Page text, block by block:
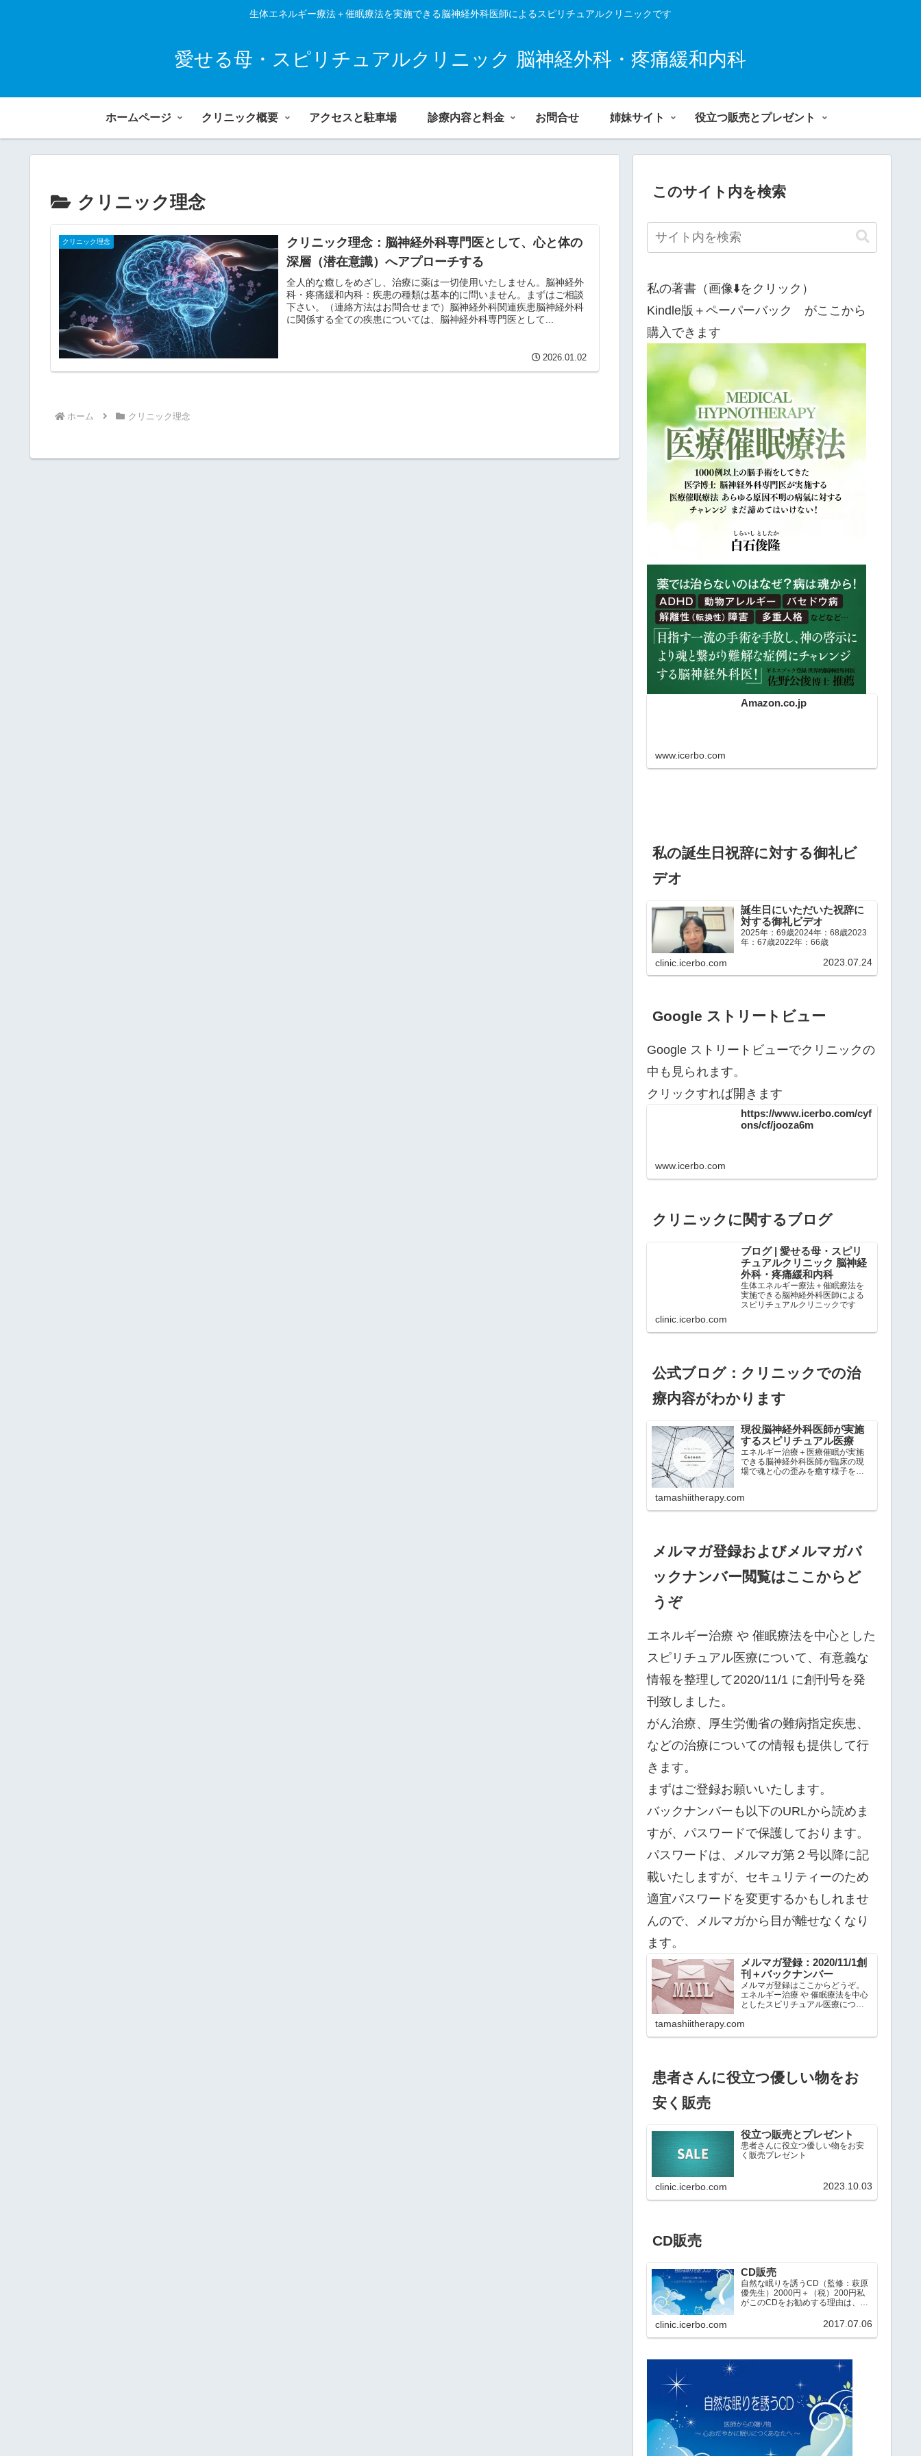
生体エネルギー療法＋催眠療法を実施できる脳神経外科医師によるスピリチュアルクリニックです
愛せる母・スピリチュアルクリニック 脳神経外科・疼痛緩和内科
ホームページ クリニック概要 アクセスと駐車場 診療内容と料金 お問合せ 姉妹サイト 役立つ販売とプレゼント
クリニック理念
クリニック理念
クリニック理念：脳神経外科専門医として、心と体の
深層（潜在意識）へアプローチする
全人的な癒しをめざし、治療に薬は一切使用いたしません。脳神経外
科・疼痛緩和内科：疾患の種類は基本的に問いません。まずはご相談
下さい。（連絡方法はお問合せまで）脳神経外科関連疾患脳神経外科
に関係する全ての疾患については、脳神経外科専門医として...
2026.01.02
ホーム クリニック理念
このサイト内を検索
私の著書（画像⬇️をクリック）
Kindle版＋ペーパーバック がここから
購入できます
Amazon.co.jp
www.icerbo.com
私の誕生日祝辞に対する御礼ビ
デオ
誕生日にいただいた祝辞に
対する御礼ビデオ
2025年：69歳2024年：68歳2023
年：67歳2022年：66歳
clinic.icerbo.com 2023.07.24
Google ストリートビュー
Google ストリートビューでクリニックの
中も見られます。
クリックすれば開きます
https://www.icerbo.com/cyf
ons/cf/jooza6m
www.icerbo.com
クリニックに関するブログ
ブログ | 愛せる母・スピリ
チュアルクリニック 脳神経
外科・疼痛緩和内科
生体エネルギー療法＋催眠療法を
実施できる脳神経外科医師による
スピリチュアルクリニックです
clinic.icerbo.com
公式ブログ：クリニックでの治
療内容がわかります
現役脳神経外科医師が実施
するスピリチュアル医療
エネルギー治療＋医療催眠が実施
できる脳神経外科医師が臨床の現
場で魂と心の歪みを癒す様子を紹
tamashiitherapy.com
メルマガ登録およびメルマガバ
ックナンバー閲覧はここからど
うぞ
エネルギー治療 や 催眠療法を中心とした
スピリチュアル医療について、有意義な
情報を整理して2020/11/1 に創刊号を発
刊致しました。
がん治療、厚生労働省の難病指定疾患、
などの治療についての情報も提供して行
きます。
まずはご登録お願いいたします。
バックナンバーも以下のURLから読めま
すが、パスワードで保護しております。
パスワードは、メルマガ第２号以降に記
載いたしますが、セキュリティーのため
適宜パスワードを変更するかもしれませ
んので、メルマガから目が離せなくなり
ます。
メルマガ登録：2020/11/1創
刊＋バックナンバー
メルマガ登録はここからどうぞ。
エネルギー治療 や 催眠療法を中心
としたスピリチュアル医療につい
備してきましたが、遂に、
tamashiitherapy.com
患者さんに役立つ優しい物をお
安く販売
役立つ販売とプレゼント
患者さんに役立つ優しい物をお安
く販売プレゼント
clinic.icerbo.com 2023.10.03
CD販売
CD販売
自然な眠りを誘うCD（監修：萩原
優先生）2000円＋（税）200円私
がこのCDをお勧めする理由は、睡
特に７０歳を超えた方の場合、夜
時、本当によく転倒されるので
clinic.icerbo.com 2017.07.06